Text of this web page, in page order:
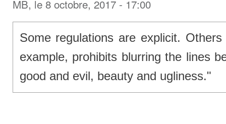
MB, le 8 octobre, 2017 - 17:00
Some regulations are explicit.
example, prohibits blurring the lines
good and evil, beauty and ugliness."